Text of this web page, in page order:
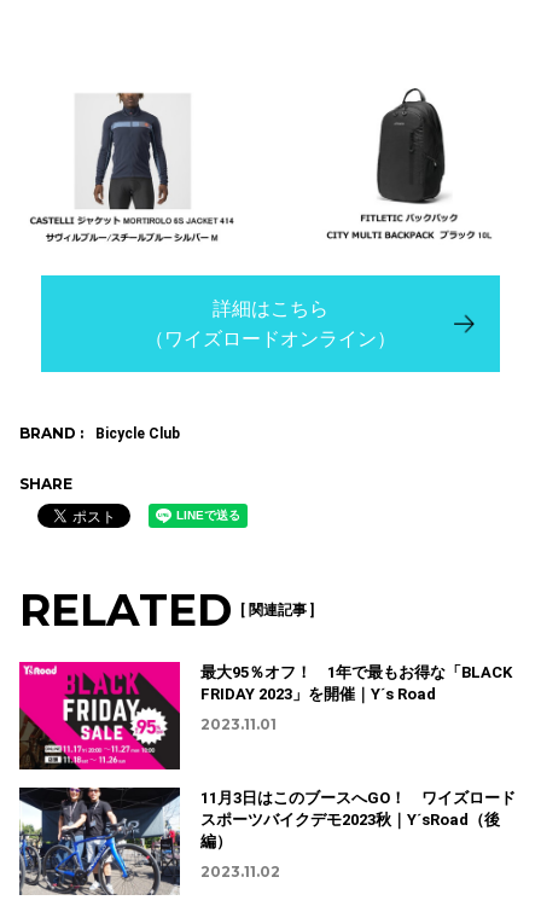
詳細はこちら
（ワイズロードオンライン）
BRAND : Bicycle Club
SHARE
RELATED [ 関連記事 ]
最大95％オフ！ 1年で最もお得な「BLACK
FRIDAY 2023」を開催｜Y´s Road
2023.11.01
11月3日はこのブースへGO！ ワイズロード
スポーツバイクデモ2023秋｜Y´sRoad（後
編）
2023.11.02